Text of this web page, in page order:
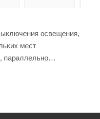
освещения,
мест
параллельно